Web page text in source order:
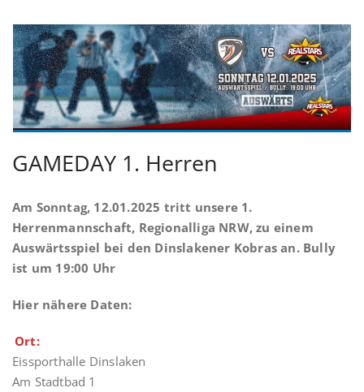
GAMEDAY 1. Herren
Am Sonntag, 12.01.2025 tritt unsere 1.
Herrenmannschaft, Regionalliga NRW, zu einem
Auswärtsspiel bei den Dinslakener Kobras an. Bully
ist um 19:00 Uhr
Hier nähere Daten:
Ort:
Eissporthalle Dinslaken
Am Stadtbad 1